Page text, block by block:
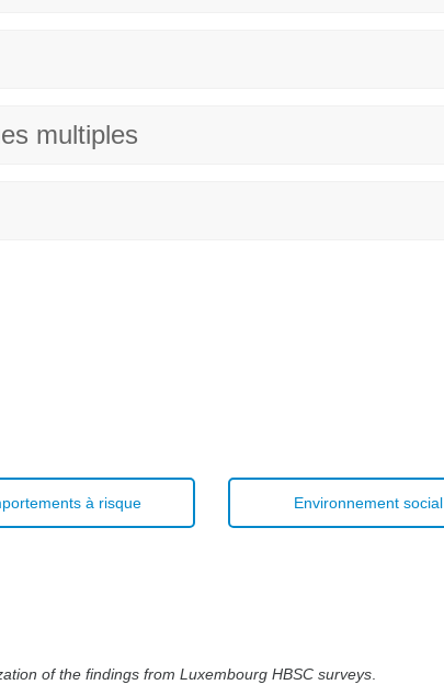
multiples
à risque Environnement social
of the findings from Luxembourg HBSC surveys